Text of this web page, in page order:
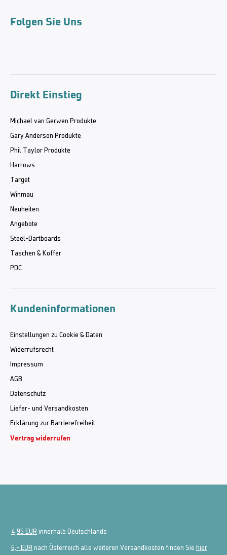
Folgen Sie Uns
Direkt Einstieg
Michael van Gerwen Produkte
Gary Anderson Produkte
Phil Taylor Produkte
Harrows
Target
Winmau
Neuheiten
Angebote
Steel-Dartboards
Taschen & Koffer
PDC
Kundeninformationen
Einstellungen zu Cookie & Daten
Widerrufsrecht
Impressum
AGB
Datenschutz
Liefer- und Versandkosten
Erklärung zur Barrierefreiheit
Vertrag widerrufen
4,95 EUR innerhalb Deutschlands
6,- EUR nach Österreich alle weiteren Versandkosten finden Sie hier